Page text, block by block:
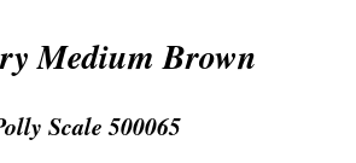
Medium Brown
Scale 500065